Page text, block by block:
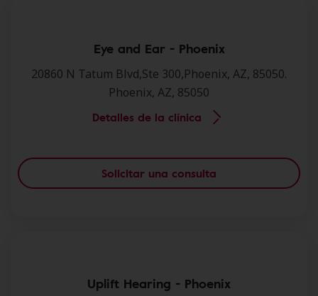
Eye and Ear - Phoenix
20860 N Tatum Blvd,Ste 300,Phoenix, AZ, 85050.
Phoenix, AZ, 85050
Detalles de la clínica
Solicitar una consulta
Uplift Hearing - Phoenix